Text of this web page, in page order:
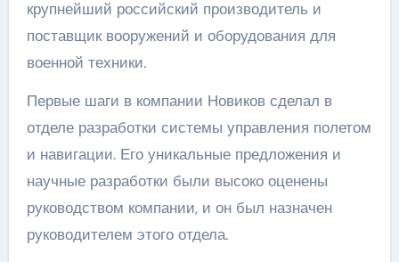
крупнейший российский производитель и
поставщик вооружений и оборудования для
военной техники.
Первые шаги в компании Новиков сделал в
отделе разработки системы управления полетом
и навигации. Его уникальные предложения и
научные разработки были высоко оценены
руководством компании, и он был назначен
руководителем этого отдела.